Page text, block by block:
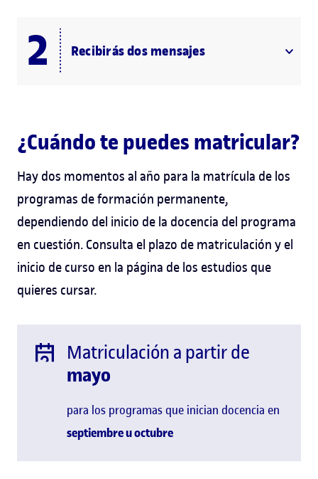
Recibirás dos mensajes
¿Cuándo te puedes matricular?
Hay dos momentos al año para la matrícula de los
programas de formación permanente,
dependiendo del inicio de la docencia del programa
en cuestión. Consulta el plazo de matriculación y el
inicio de curso en la página de los estudios que
quieres cursar.
Matriculación a partir de
mayo
para los programas que inician docencia en
septiembre uoctubre